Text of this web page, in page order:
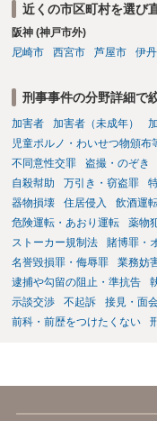
近くの市区町村を選び
阪神 (神戸市外)
尼崎市
西宮市 芦屋市 伊
刑事事件の分野詳細で
加害者 加害者（未成年）
児童ポルノ・わいせつ物頒布
不同意性交罪
盗撮・のぞき
自殺幇助
万引き・窃盗罪
器物損壊
住居侵入 飲酒運
危険運転・あおり運転
薬物
ストーカー規制法
賭博罪・
名誉毀損罪・侮辱罪
業務妨
逮捕や勾留の阻止・準抗告
示談交渉
不起訴 接見・面
前科・前歴をつけたくない